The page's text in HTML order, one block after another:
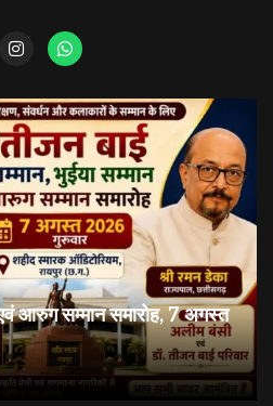
आरुग सम्मान समारोह, 7 अगस्त